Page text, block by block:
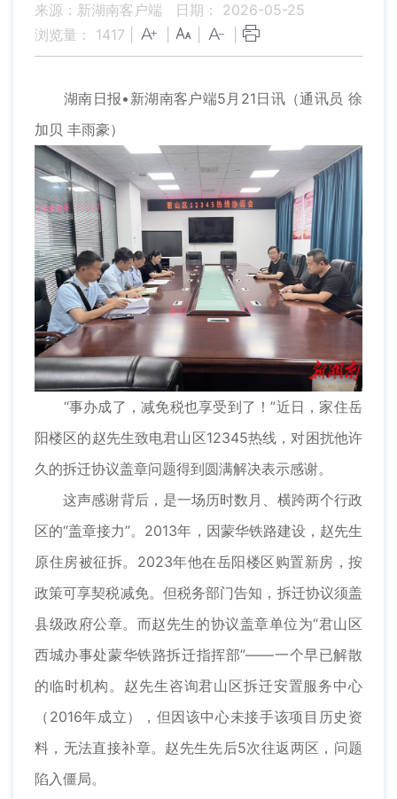
来源：新湖南客户端
日期： 2026-05-25
浏览量： 1417
湖南日报•新湖南客户端5月21日讯（通讯员 徐
加贝 丰雨豪）
“事办成了，减免税也享受到了！”近日，家住岳
阳楼区的赵先生致电君山区12345热线，对困扰他许
久的拆迁协议盖章问题得到圆满解决表示感谢。
这声感谢背后，是一场历时数月、横跨两个行政
区的“盖章接力”。2013年，因蒙华铁路建设，赵先生
原住房被征拆。2023年他在岳阳楼区购置新房，按
政策可享契税减免。但税务部门告知，拆迁协议须盖
县级政府公章。而赵先生的协议盖章单位为“君山区
西城办事处蒙华铁路拆迁指挥部”——一个早已解散
的临时机构。赵先生咨询君山区拆迁安置服务中心
（2016年成立），但因该中心未接手该项目历史资
料，无法直接补章。赵先生先后5次往返两区，问题
陷入僵局。